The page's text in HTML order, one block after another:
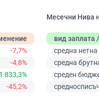
-7,7%
-4,8%
833,3%
-45,2%
Месечни Нива
вид заплата
средна
средна
среден